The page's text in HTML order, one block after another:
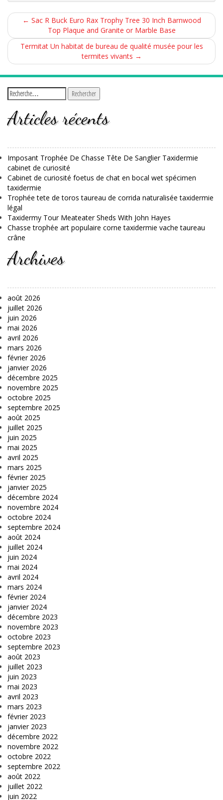
← Sac R Buck Euro Rax Trophy Tree 30 Inch Barnwood
Top Plaque and Granite or Marble Base
Termitat Un habitat de bureau de qualité musée pour les
termites vivants →
Articles récents
Imposant Trophée De Chasse Tête De Sanglier Taxidermie
cabinet de curiosité
Cabinet de curiosité foetus de chat en bocal wet spécimen
taxidermie
Trophée tete de toros taureau de corrida naturalisée taxidermie
légal
Taxidermy Tour Meateater Sheds With John Hayes
Chasse trophée art populaire corne taxidermie vache taureau
crâne
Archives
août 2026
juillet 2026
juin 2026
mai 2026
avril 2026
mars 2026
février 2026
janvier 2026
décembre 2025
novembre 2025
octobre 2025
septembre 2025
août 2025
juillet 2025
juin 2025
mai 2025
avril 2025
mars 2025
février 2025
janvier 2025
décembre 2024
novembre 2024
octobre 2024
septembre 2024
août 2024
juillet 2024
juin 2024
mai 2024
avril 2024
mars 2024
février 2024
janvier 2024
décembre 2023
novembre 2023
octobre 2023
septembre 2023
août 2023
juillet 2023
juin 2023
mai 2023
avril 2023
mars 2023
février 2023
janvier 2023
décembre 2022
novembre 2022
octobre 2022
septembre 2022
août 2022
juillet 2022
juin 2022